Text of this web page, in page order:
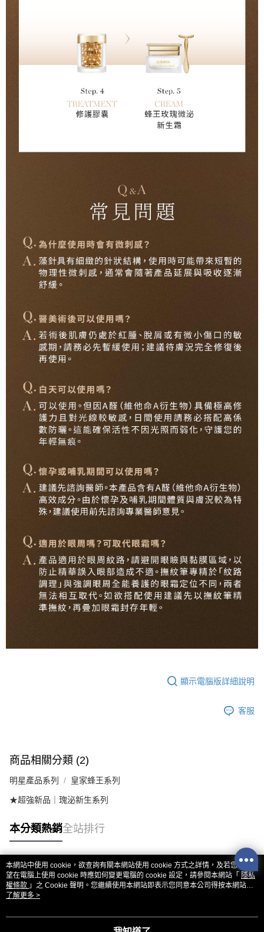
顯示電腦版詳細說明
客服
商品相關分類 (2)
明星產品系列 皇家蜂王系列
★超強新品｜瑰泌新生系列
本分類熱銷全站排行
熱門標籤
本網站中使用 cookie，欲查詢有關本網站使用 cookie 方式之詳情，及若您不希
望在電腦上使用 cookie 時應如何變更電腦的 cookie 設定，請參閱本網站「 隱私
權條款 」之 Cookie 聲明。您繼續使用本網站即表示您同意本公司得按本網站使
用條款之 Cookie 聲明使用 cookie。
了解更多 >